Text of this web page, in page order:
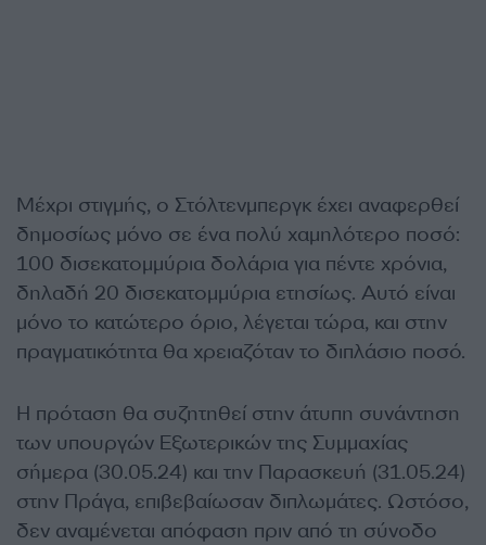
Μέχρι στιγμής, ο Στόλτενμπεργκ έχει αναφερθεί
δημοσίως μόνο σε ένα πολύ χαμηλότερο ποσό:
100 δισεκατομμύρια δολάρια για πέντε χρόνια,
δηλαδή 20 δισεκατομμύρια ετησίως. Αυτό είναι
μόνο το κατώτερο όριο, λέγεται τώρα, και στην
πραγματικότητα θα χρειαζόταν το διπλάσιο ποσό.
Η πρόταση θα συζητηθεί στην άτυπη συνάντηση
των υπουργών Εξωτερικών της Συμμαχίας
σήμερα (30.05.24) και την Παρασκευή (31.05.24)
στην Πράγα, επιβεβαίωσαν διπλωμάτες. Ωστόσο,
δεν αναμένεται απόφαση πριν από τη σύνοδο